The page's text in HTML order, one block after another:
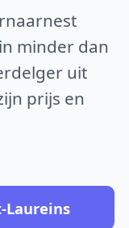
minder dan
uit
prijs en
Laureins